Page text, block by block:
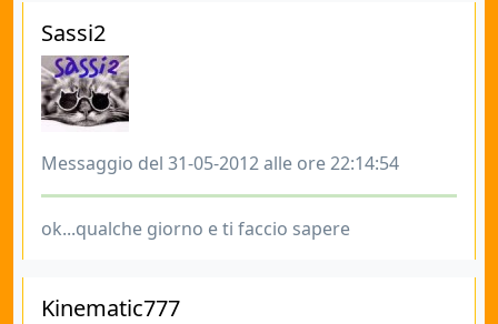
Sassi2
Messaggio del 31-05-2012 alle ore 22:14:54
ok...qualche giorno e ti faccio sapere
Kinematic777